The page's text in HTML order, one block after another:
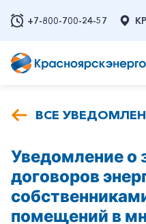
+7-800-700-24-57
ВСЕ
Уведомление о
договоров
помещений в